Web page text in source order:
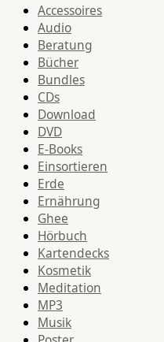
Accessoires
Audio
Beratung
Bücher
Bundles
CDs
Download
DVD
E-Books
Einsortieren
Erde
Ernährung
Ghee
Hörbuch
Kartendecks
Kosmetik
Meditation
MP3
Musik